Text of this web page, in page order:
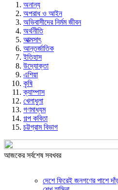
অনান্য
অপরাধ ও আইন
অভিবাসীদের নির্মম জীবন
অর্থনীতি
আত্মসাৎ
আন্তর্জাতিক
ইতিহাস
উদ্যোক্তা
এশিয়া
কৃষি
ক্যাম্পাস
খেলাধুলা
গণমাধ্যম
গল্প ক‌বিতা
চট্টগ্রাম বিভাগ
আজকের সর্বশেষ সবখবর
দেশে ফিরেই জনগণের পাশে